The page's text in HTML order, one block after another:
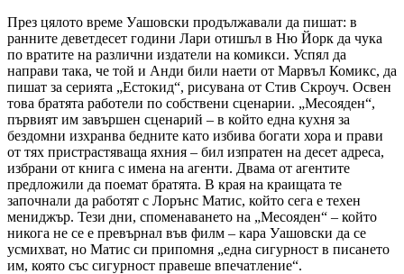
През цялото време Уашовски продължавали да пишат: в
ранните деветдесет години Лари отишъл в Ню Йорк да чука
по вратите на различни издатели на комикси. Успял да
направи така, че той и Анди били наети от Марвъл Комикс, да
пишат за серията „Естокид“, рисувана от Стив Скроуч. Освен
това братята работели по собствени сценарии. „Месояден“,
първият им завършен сценарий – в който една кухня за
бездомни изхранва бедните като избива богати хора и прави
от тях пристрастяваща яхния – бил изпратен на десет адреса,
избрани от книга с имена на агенти. Двама от агентите
предложили да поемат братята. В края на краищата те
започнали да работят с Лорънс Матис, който сега е техен
мениджър. Тези дни, споменаването на „Месояден“ – който
никога не се е превърнал във филм – кара Уашовски да се
усмихват, но Матис си припомня „една сигурност в писането
им, която със сигурност правеше впечатление“.